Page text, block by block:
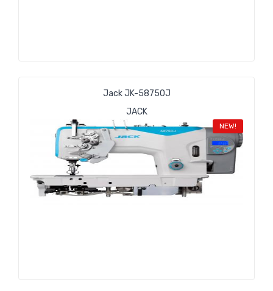
Jack JK-58750J
JACK
NEW!